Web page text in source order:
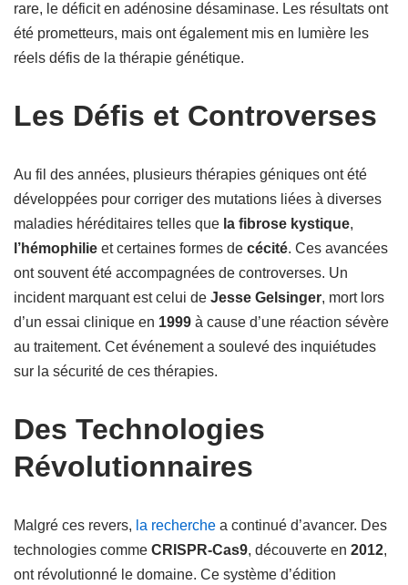
rare, le déficit en adénosine désaminase. Les résultats ont
été prometteurs, mais ont également mis en lumière les
réels défis de la thérapie génétique.
Les Défis et Controverses
Au fil des années, plusieurs thérapies géniques ont été
développées pour corriger des mutations liées à diverses
maladies héréditaires telles que la fibrose kystique,
l’hémophilie et certaines formes de cécité. Ces avancées
ont souvent été accompagnées de controverses. Un
incident marquant est celui de Jesse Gelsinger, mort lors
d’un essai clinique en 1999 à cause d’une réaction sévère
au traitement. Cet événement a soulevé des inquiétudes
sur la sécurité de ces thérapies.
Des Technologies
Révolutionnaires
Malgré ces revers, la recherche a continué d’avancer. Des
technologies comme CRISPR-Cas9, découverte en 2012,
ont révolutionné le domaine. Ce système d’édition